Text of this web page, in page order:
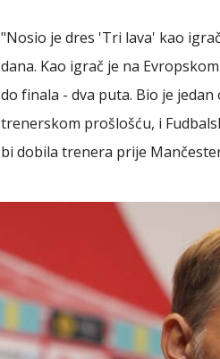
"Nosio je dres 'Tri lava' kao
dana. Kao igrač je na
do finala - dva puta. Bio je
trenerskom prošlošću, i
bi dobila trenera prije